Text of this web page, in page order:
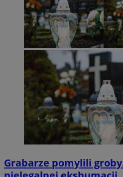
Grabarze pomylili